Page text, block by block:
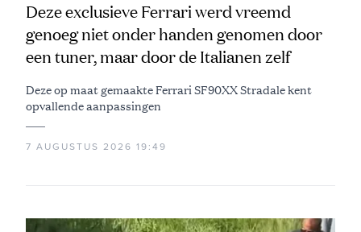
Deze exclusieve Ferrari werd vreemd
genoeg niet onder handen genomen door
een tuner, maar door de Italianen zelf
Deze op maat gemaakte Ferrari SF90XX Stradale kent
opvallende aanpassingen
7 AUGUSTUS 2026 19:49